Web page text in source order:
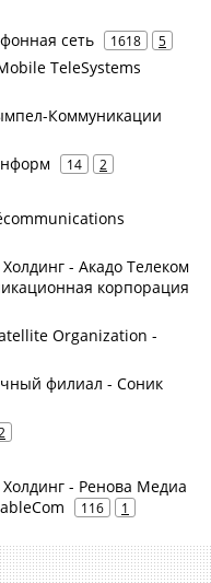
сеть 1618 5
TeleSystems
Коммуникации
14 2
- Акадо Телеком
корпорация
Organization -
филиал - Соник
2
- Ренова Медиа
116 1